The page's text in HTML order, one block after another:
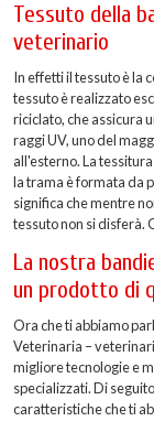
Tessuto della
veterinario
In effetti il tessuto è la
tessuto è realizzato
riciclato, che assicura
raggi UV, uno del
all'esterno. La
la trama è formata da
significa che mentre
tessuto non si disferà.
La nostra
un prodotto di
Ora che ti abbiamo
Veterinaria –
migliore tecnologie e
specializzati. Di
caratteristiche che ti